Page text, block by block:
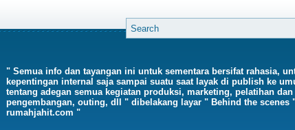
" Semua info dan tayangan ini untuk sementara bersifat rahasia,
kepentingan internal saja sampai suatu saat layak di publish ke
tentang adegan semua kegiatan produksi, marketing, pelatihan dan
pengembangan, outing, dll " dibelakang layar " Behind the scenes
rumahjahit.com "